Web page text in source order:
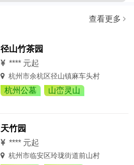
查看更多
径山竹茶园
****元起
杭州市余杭区径山镇麻车头村
杭州公墓 山峦灵山
天竹园
****元起
杭州市临安区玲珑街道前山村